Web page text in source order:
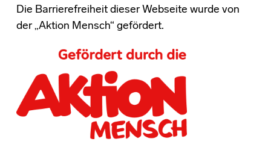
Die Barrierefreiheit dieser Webseite wurde von
der „Aktion Mensch“ gefördert.